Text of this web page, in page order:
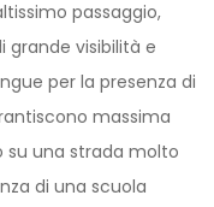
passaggio,
visibilità e
per la presenza di
massima
su una strada molto
di una scuola